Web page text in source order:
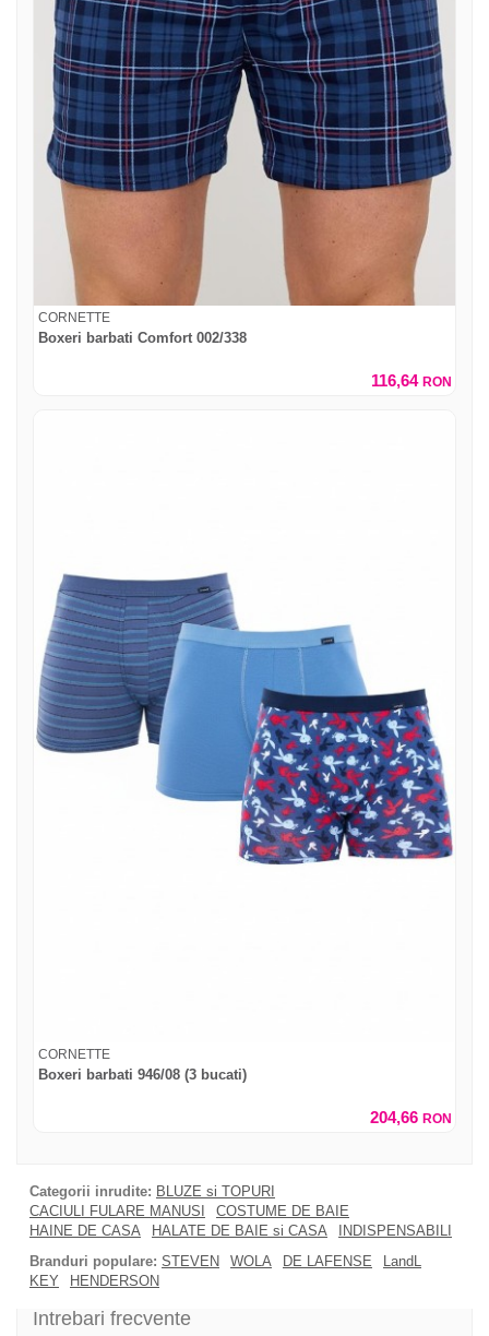
CORNETTE
Boxeri barbati Comfort 002/338
116,64 RON
CORNETTE
Boxeri barbati 946/08 (3 bucati)
204,66 RON
Categorii inrudite: BLUZE si TOPURI
CACIULI FULARE MANUSI
COSTUME DE BAIE
HAINE DE CASA
HALATE DE BAIE si CASA
INDISPENSABILI
Branduri populare: STEVEN WOLA DE LAFENSE
LandL
KEY
HENDERSON
Intrebari frecvente